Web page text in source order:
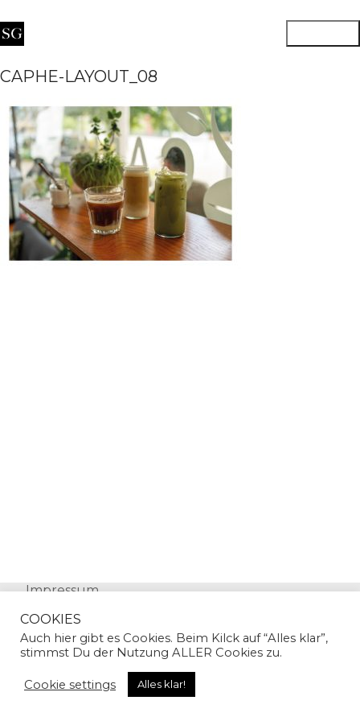
CAPHE-LAYOUT_08
Impressum
© Copyright 2024 | Sandra Gallian | All Rights
COOKIES
Auch hier gibt es Cookies. Beim Kilck auf “Alles klar”,
stimmst Du der Nutzung ALLER Cookies zu.
Cookie settings Alles klar!